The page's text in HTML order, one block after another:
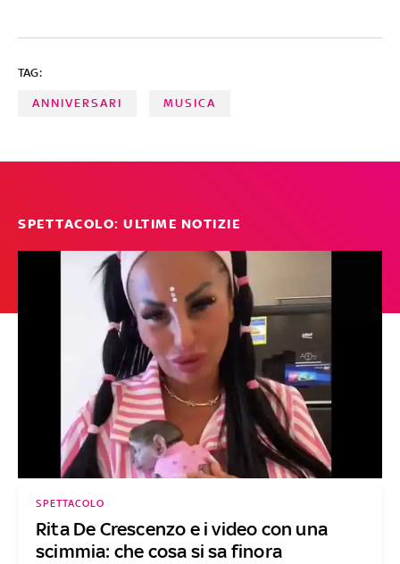
TAG:
ANNIVERSARI MUSICA
SPETTACOLO: ULTIME NOTIZIE
Rita De Crescenzo e i video con una
scimmia: che cosa si sa finora
SPETTACOLO